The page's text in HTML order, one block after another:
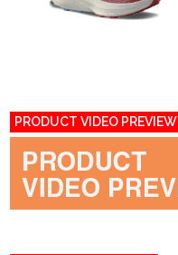
PRODUCT VIDEO PREVIEW